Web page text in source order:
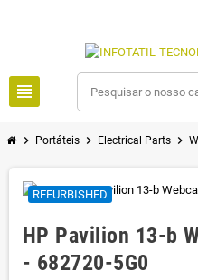
view_headline
chevron_right Portáteis chevron_right Electrical Parts chevron_right
REFURBISHED
HP Pavilion 13-b
- 682720-5G0